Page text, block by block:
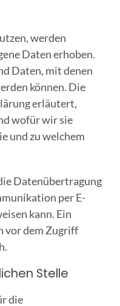
werden
Daten erhoben.
Daten, mit denen
können. Die
erläutert,
wofür wir sie
und zu welchem
Datenübertragung
per E-
kann. Ein
vor dem Zugriff
Stelle
die